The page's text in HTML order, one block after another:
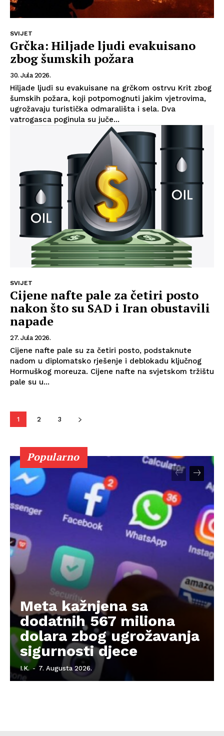
SVIJET
Grčka: Hiljade ljudi evakuisano
zbog šumskih požara
30. Jula 2026.
Hiljade ljudi su evakuisane na grčkom ostrvu Krit zbog
šumskih požara, koji potpomognuti jakim vjetrovima,
ugrožavaju turistička odmarališta i sela. Dva
vatrogasca poginula su juče...
SVIJET
Cijene nafte pale za četiri posto
nakon što su SAD i Iran obustavili
napade
27. Jula 2026.
Cijene nafte pale su za četiri posto, podstaknute
nadom u diplomatsko rješenje i deblokadu ključnog
Hormuškog moreuza. Cijene nafte na svjetskom tržištu
pale su u...
1 2 3
Popularno
Meta kažnjena sa
dodatnih 567 miliona
dolara zbog ugrožavanja
sigurnosti djece
I.K. - 7. Augusta 2026.